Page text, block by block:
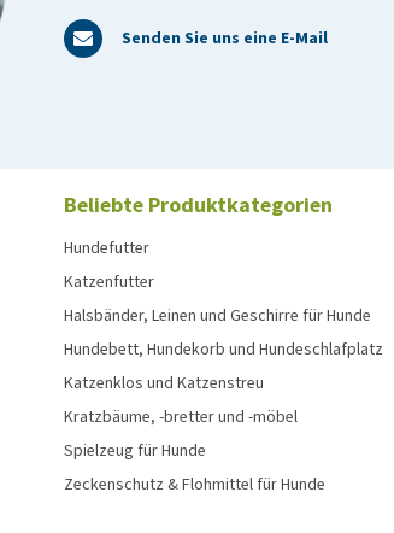
Senden Sie uns eine E-Mail
Beliebte Produktkategorien
Hundefutter
Katzenfutter
Halsbänder, Leinen und Geschirre für Hunde
Hundebett, Hundekorb und Hundeschlafplatz
Katzenklos und Katzenstreu
Kratzbäume, -bretter und -möbel
Spielzeug für Hunde
Zeckenschutz & Flohmittel für Hunde